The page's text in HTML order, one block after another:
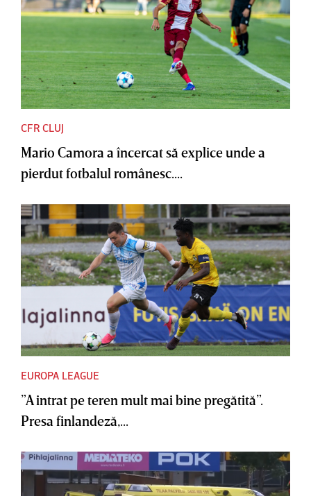
CFR CLUJ
Mario Camora a încercat să explice unde a
pierdut fotbalul românesc....
EUROPA LEAGUE
”A intrat pe teren mult mai bine pregătită”.
Presa finlandeză,...